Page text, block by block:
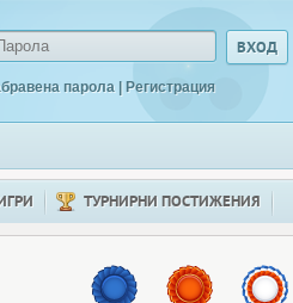
парола | Регистрация
ТУРНИРНИ ПОСТИЖЕНИЯ